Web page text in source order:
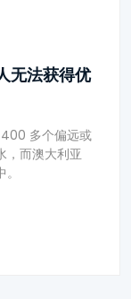
无法获得优
多个偏远或
，而澳大利亚